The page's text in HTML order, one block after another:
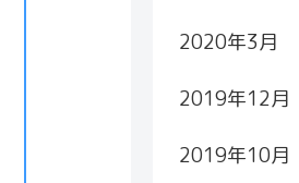
2020年3月
2019年12月
2019年10月